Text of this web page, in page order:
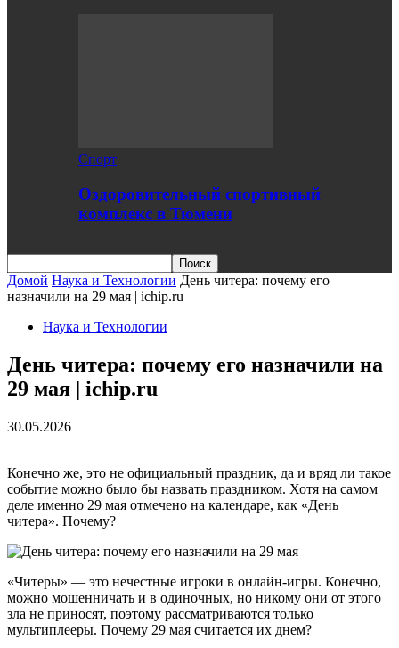
Спорт
Оздоровительный спортивный
комплекс в Тюмени
Домой Наука и Технологии День читера: почему его
назначили на 29 мая | ichip.ru
Наука и Технологии
День читера: почему его назначили на
29 мая | ichip.ru
30.05.2026
Конечно же, это не официальный праздник, да и вряд ли такое
событие можно было бы назвать праздником. Хотя на самом
деле именно 29 мая отмечено на календаре, как «День
читера». Почему?
«Читеры» — это нечестные игроки в онлайн-игры. Конечно,
можно мошенничать и в одиночных, но никому они от этого
зла не приносят, поэтому рассматриваются только
мультиплееры. Почему 29 мая считается их днем?